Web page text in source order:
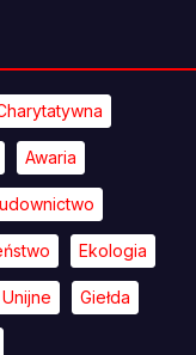
Awaria
Ekologia
Giełda